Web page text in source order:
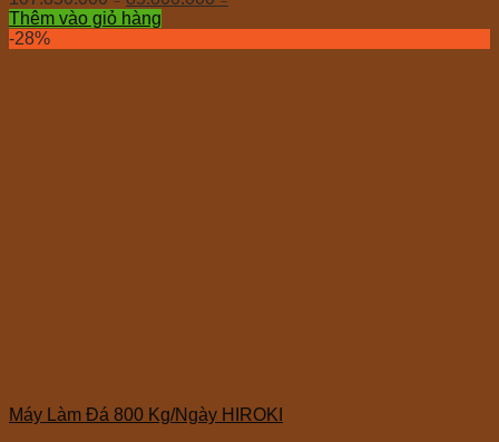
Thêm vào giỏ hàng
-28%
Máy Làm Đá 800 Kg/Ngày HIROKI